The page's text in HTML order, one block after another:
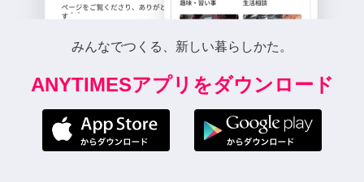
みんなでつくる、新しい暮らしかた。
ANYTIMESアプリをダウンロード